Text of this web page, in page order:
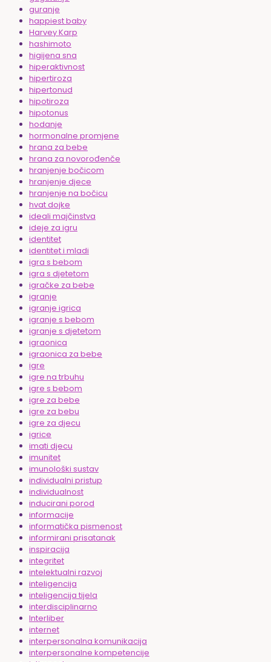
guranje
happiest baby
Harvey Karp
hashimoto
higijena sna
hiperaktivnost
hipertiroza
hipertonud
hipotiroza
hipotonus
hodanje
hormonalne promjene
hrana za bebe
hrana za novorođenče
hranjenje bočicom
hranjenje djece
hranjenje na bočicu
hvat dojke
ideali majčinstva
ideje za igru
identitet
identitet i mladi
igra s bebom
igra s djetetom
igračke za bebe
igranje
igranje igrica
igranje s bebom
igranje s djetetom
igraonica
igraonica za bebe
igre
igre na trbuhu
igre s bebom
igre za bebe
igre za bebu
igre za djecu
igrice
imati djecu
imunitet
imunološki sustav
individualni pristup
individualnost
inducirani porod
informacije
informatička pismenost
informirani prisatanak
inspiracija
integritet
intelektualni razvoj
inteligencija
inteligencija tijela
interdisciplinarno
Interliber
internet
interpersonalna komunikacija
interpersonalne kompetencije